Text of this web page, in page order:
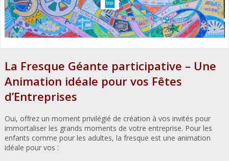
La Fresque Géante participative – Une
Animation idéale pour vos Fêtes
d’Entreprises
Oui, offrez un moment privilégié de création à vos invités pour
immortaliser les grands moments de votre entreprise. Pour les
enfants comme pour les adultes, la fresque est une animation
idéale pour vos :